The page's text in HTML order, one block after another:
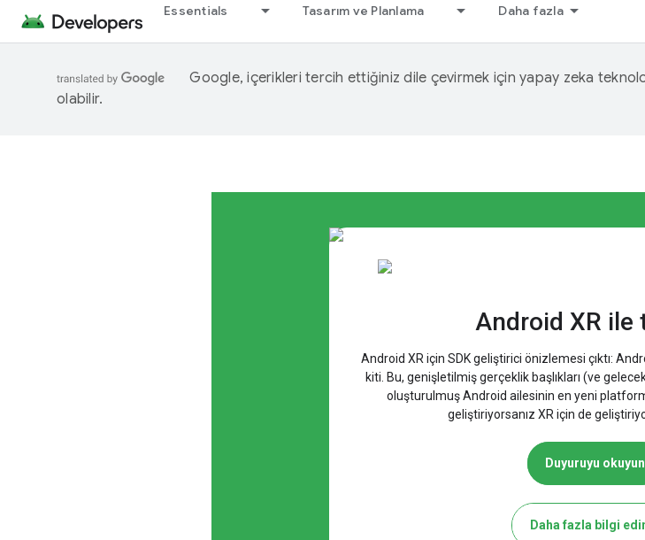
Essentials Tasarım ve Planlama Daha fazla
Google, içerikleri tercih ettiğiniz dile çevirmek için yapay zeka
olabilir.